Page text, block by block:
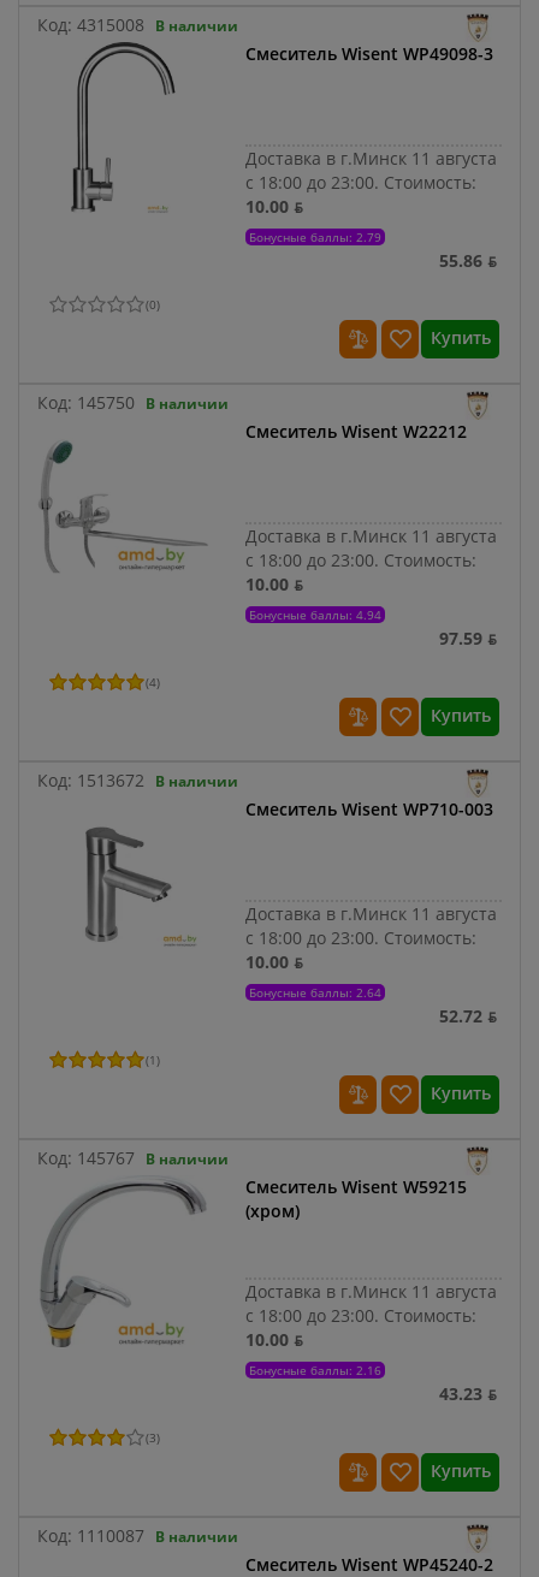
Код: 4315008 В наличии
Смеситель Wisent WP49098-3
Доставка в г.Минск 11 августа
с 18:00 до 23:00. Стоимость:
10.00 ƃ
Бонусные баллы: 2.79
55.86 ƃ
(0)
Купить
Код: 145750 В наличии
Смеситель Wisent W22212
Доставка в г.Минск 11 августа
с 18:00 до 23:00. Стоимость:
10.00 ƃ
Бонусные баллы: 4.94
97.59 ƃ
(4)
Купить
Код: 1513672 В наличии
Смеситель Wisent WP710-003
Доставка в г.Минск 11 августа
с 18:00 до 23:00. Стоимость:
10.00 ƃ
Бонусные баллы: 2.64
52.72 ƃ
(1)
Купить
Код: 145767 В наличии
Смеситель Wisent W59215
(хром)
Доставка в г.Минск 11 августа
с 18:00 до 23:00. Стоимость:
10.00 ƃ
Бонусные баллы: 2.16
43.23 ƃ
(3)
Купить
Код: 1110087 В наличии
Смеситель Wisent WP45240-2